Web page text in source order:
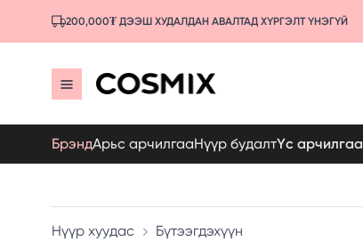
200,000₮ ДЭЭШ ХУДАЛДАН АВАЛТАД ХҮРГЭЛТ ҮНЭГҮЙ
БрэндАрьс арчилгааНүүр будалтҮс арчилгаа
Нүүр хуудас Бүтээгдэхүүн